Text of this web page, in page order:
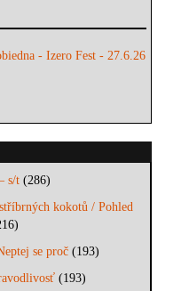
- Izero Fest - 27.6.26
s/t(286)
kokotů / Pohled
se proč (193)
(193)